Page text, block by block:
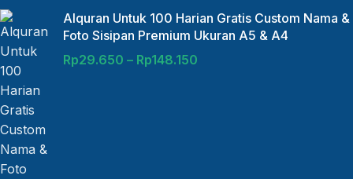
Alquran Untuk 100 Harian Gratis Custom Nama &
Foto Sisipan Premium Ukuran A5 & A4
Rp29.650 – Rp148.150